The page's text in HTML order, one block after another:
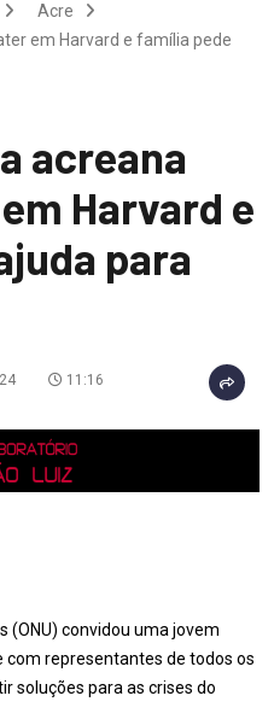
Acre
em Harvard e família pede
acreana
Harvard e
para
11:16
(ONU) convidou uma jovem
representantes de todos os
soluções para as crises do